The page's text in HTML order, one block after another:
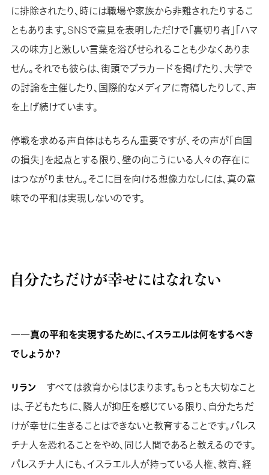
に排除されたり、時には職場や家族から非難されたりするこ
ともあります。SNSで意見を表明しただけで「裏切り者」「ハマ
スの味方」と激しい言葉を浴びせられることも少なくありま
せん。それでも彼らは、街頭でプラカードを掲げたり、大学で
の討論を主催したり、国際的なメディアに寄稿したりして、声
を上げ続けています。
停戦を求める声自体はもちろん重要ですが、その声が「自国
の損失」を起点とする限り、壁の向こうにいる人々の存在に
はつながりません。そこに目を向ける想像力なしには、真の意
味での平和は実現しないのです。
自分たちだけが幸せにはなれない
――真の平和を実現するために、イスラエルは何をするべき
でしょうか？
リラン すべては教育からはじまります。もっとも大切なこと
は、子どもたちに、隣人が抑圧を感じている限り、自分たちだ
けが幸せに生きることはできないと教育することです。パレス
チナ人を恐れることをやめ、同じ人間であると教えるのです。
パレスチナ人にも、イスラエル人が持っている人権、教育、経